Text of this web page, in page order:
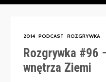
2014 PODCAST ROZGRYWKA
Rozgrywka #96
wnętrza Ziemi